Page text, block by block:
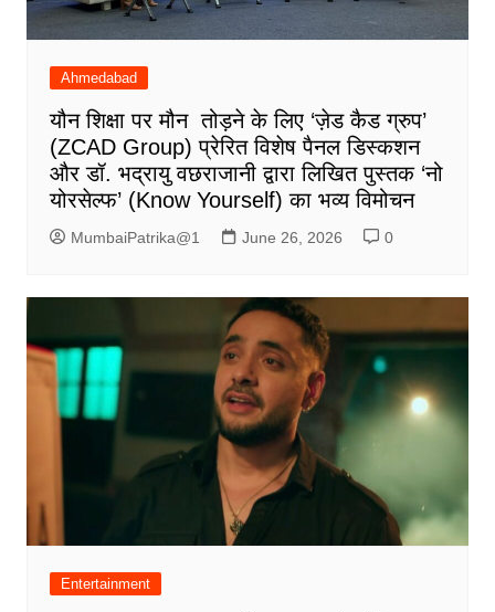
Ahmedabad
यौन शिक्षा पर मौन तोड़ने के लिए ‘ज़ेड कैड ग्रुप’
(ZCAD Group) प्रेरित विशेष पैनल डिस्कशन
और डॉ. भद्रायु वछराजानी द्वारा लिखित पुस्तक ‘नो
योरसेल्फ’ (Know Yourself) का भव्य विमोचन
MumbaiPatrika@1 June 26, 2026 0
Entertainment